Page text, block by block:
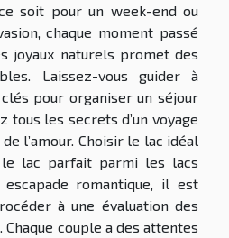
soit pour un week-end ou
chaque moment passé
joyaux naturels promet des
Laissez-vous guider à
pour organiser un séjour
tous les secrets d’un voyage
l’amour. Choisir le lac idéal
lac parfait parmi les lacs
romantique, il est
à une évaluation des
Chaque couple a des attentes